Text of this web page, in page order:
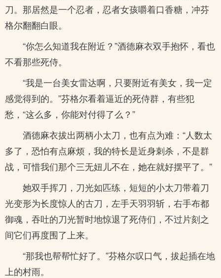
刀。那居然是一个忍者，忍者女孩嚼着口香糖，冲芬
格尔翻翻白眼。
“你怎么知道我在附近？”酒德麻衣双手抱怀，看也
不看那些死侍。
“我是一台美女雷达啊，只要附近有美女，我一定
感觉得到的。”芬格尔看着逼近的死侍群，有些犯
愁，“这么多，你能对付得了么？”
酒德麻衣拔出两柄小太刀，也有点为难：“人数太
多了，恐怕有点麻烦，我的特长是近身刺杀，不是群
战，可惜我们那个三无妞儿不在，她在就好摆平了。”
她双手挥刀，刀光如匹练，短短的小太刀带着刀
光变形为长度惊人的古刀，左手天羽羽斩，右手布都
御魂，吞吐的刀光暂时地惊退了死侍们，不过片刻之
间它们再度围了上来。
“那我也帮帮忙好了。”芬格尔叹口气，拔起插在地
上的村雨。